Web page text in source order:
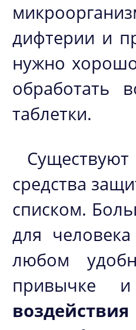
дифтерии и
нужно
обработать
таблетки.
средства
списком.
для
любом
привычке